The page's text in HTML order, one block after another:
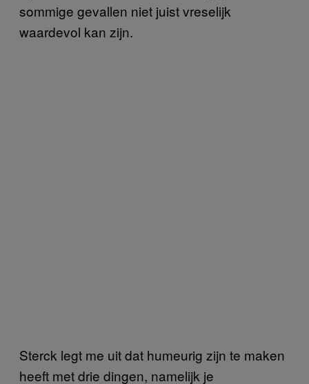
sommige gevallen niet juist vreselijk
waardevol kan zijn.
Sterck legt me uit dat humeurig zijn te maken
heeft met drie dingen, namelijk je